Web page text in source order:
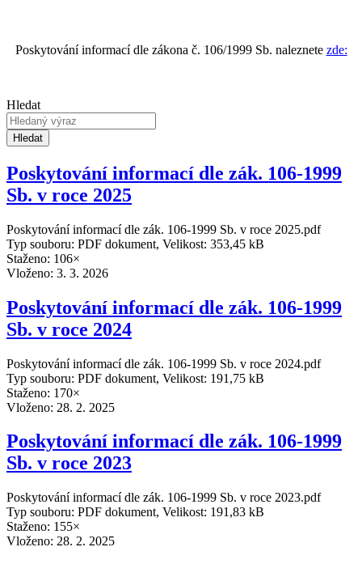
Poskytování informací dle zákona č. 106/1999 Sb. naleznete zde:
Hledat
Hledat
Poskytování informací dle zák. 106-1999
Sb. v roce 2025
Poskytování informací dle zák. 106-1999 Sb. v roce 2025.pdf
Typ souboru: PDF dokument, Velikost: 353,45 kB
Staženo: 106×
Vloženo: 3. 3. 2026
Poskytování informací dle zák. 106-1999
Sb. v roce 2024
Poskytování informací dle zák. 106-1999 Sb. v roce 2024.pdf
Typ souboru: PDF dokument, Velikost: 191,75 kB
Staženo: 170×
Vloženo: 28. 2. 2025
Poskytování informací dle zák. 106-1999
Sb. v roce 2023
Poskytování informací dle zák. 106-1999 Sb. v roce 2023.pdf
Typ souboru: PDF dokument, Velikost: 191,83 kB
Staženo: 155×
Vloženo: 28. 2. 2025